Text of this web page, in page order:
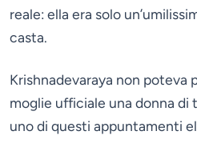
reale: ella era solo
casta.
Krishnadevaraya non poteva
moglie ufficiale una donna di
uno di questi appuntamenti